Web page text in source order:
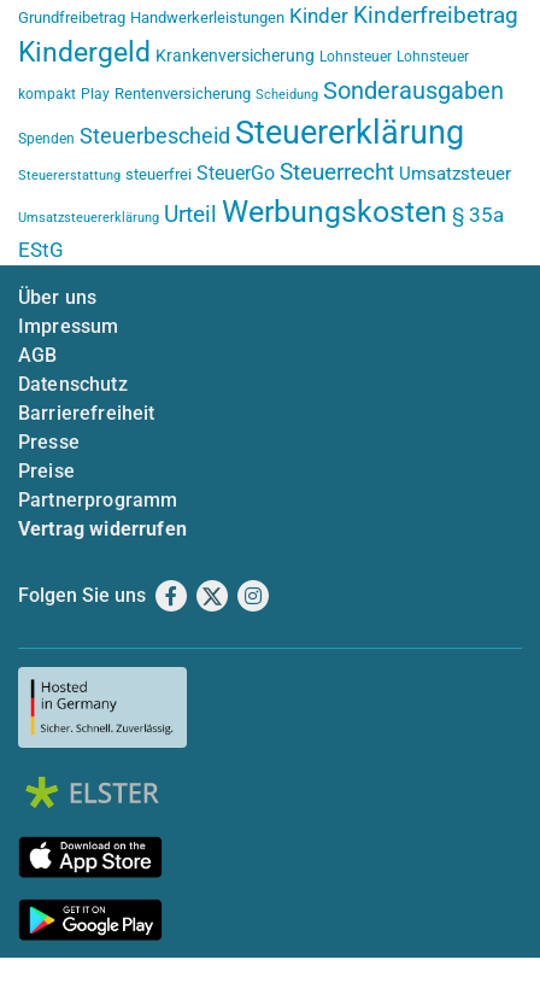
Grundfreibetrag Handwerkerleistungen Kinder Kinderfreibetrag
Kindergeld Krankenversicherung Lohnsteuer Lohnsteuer
kompakt Play Rentenversicherung Scheidung Sonderausgaben
Spenden Steuerbescheid Steuererklärung
Steuererstattung steuerfrei SteuerGo Steuerrecht Umsatzsteuer
Umsatzsteuererklärung Urteil Werbungskosten § 35a
EStG
Über uns
Impressum
AGB
Datenschutz
Barrierefreiheit
Presse
Preise
Partnerprogramm
Vertrag widerrufen
Folgen Sie uns Facebook
X Instagram